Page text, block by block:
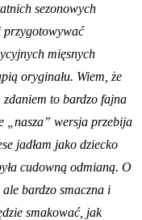
sezonowych
mięsnych
oryginału. Wiem, że
zdaniem to bardzo fajna
„nasza” wersja przebija
jadłam jako dziecko
cudowną odmianą. O
bardzo smaczna i
smakować, jak